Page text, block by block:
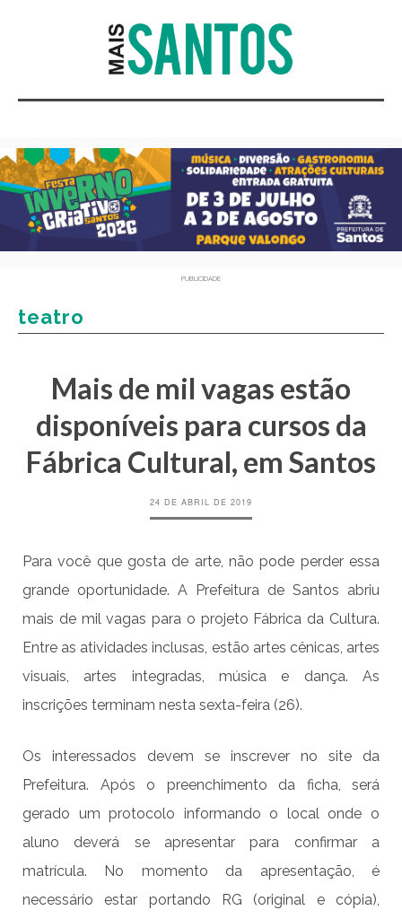
PUBLICIDADE
teatro
Mais de mil vagas estão
disponíveis para cursos da
Fábrica Cultural, em Santos
24 DE ABRIL DE 2019
Para você que gosta de arte, não pode perder essa
grande oportunidade. A Prefeitura de Santos abriu
mais de mil vagas para o projeto Fábrica da Cultura.
Entre as atividades inclusas, estão artes cênicas, artes
visuais, artes integradas, música e dança. As
inscrições terminam nesta sexta-feira (26).
Os interessados devem se inscrever no site da
Prefeitura. Após o preenchimento da ficha, será
gerado um protocolo informando o local onde o
aluno deverá se apresentar para confirmar a
matrícula. No momento da apresentação, é
necessário estar portando RG (original e cópia),